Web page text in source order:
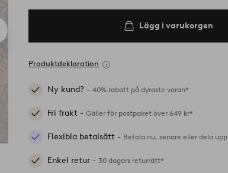
Lägg i varukorgen
Produktdeklaration
Ny kund? -40% rabatt på dyraste varan*
Fri frakt -Gäller för postpaket över 649 kr*
Flexibla betalsätt - Betala nu, senare eller dela upp
Enkel retur -30 dagars returrätt*